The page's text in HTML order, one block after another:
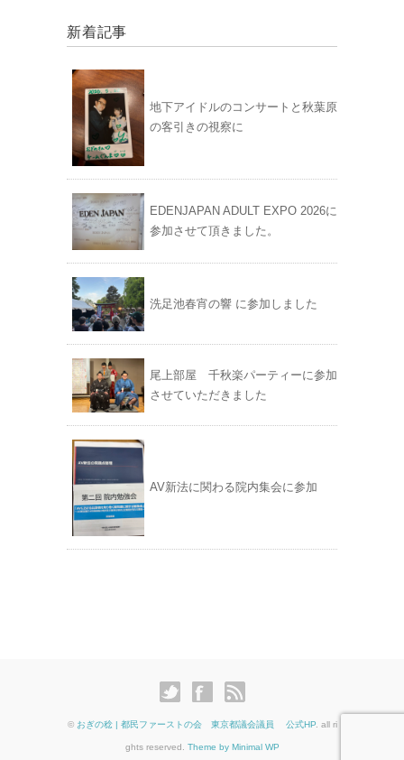
新着記事
地下アイドルのコンサートと秋葉原
の客引きの視察に
EDENJAPAN ADULT EXPO 2026に
参加させて頂きました。
洗足池春宵の響 に参加しました
尾上部屋 千秋楽パーティーに参加
させていただきました
AV新法に関わる院内集会に参加
© おぎの稔 | 都民ファーストの会 東京都議会議員 公式HP. all ri
ghts reserved. Theme by Minimal WP